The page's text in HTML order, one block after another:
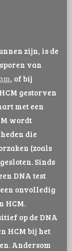
zijn, is de
van
, of bij
gestorven
met een
wordt
die
(zoals
Sinds
DNA test
onvolledig
HCM.
op de DNA
HCM bij het
Andersom